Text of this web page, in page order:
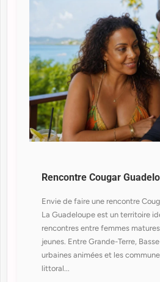
Rencontre Cougar
Envie de faire une rencontre
La Guadeloupe est un territoire
rencontres entre femmes
jeunes. Entre Grande-Terre,
urbaines animées et les
littoral...